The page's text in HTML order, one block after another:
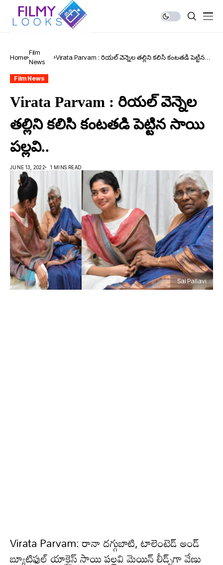
Home
Film
News
Virata Parvam : రియల్ వెన్నెల తల్లిని కలిసి కంటతడి పెట్టిన
Film News
Virata Parvam : రియల్ వెన్నెల
తల్లిని కలిసి కంటతడి పెట్టిన సాయి
పల్లవి..
JUNE 13, 2022 1 MINS READ
Sai Pallavi
Virata Parvam: రానా దగ్గుబాటి, టాలెంటెడ్ అండ్
బ్యూటిఫుల్ యాక్ట్రెస్ సాయి పల్లవి మెయిన్ లీడ్స్‌గా వేణు